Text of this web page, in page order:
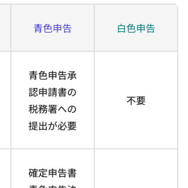
青色申告 白色申告
青色申告承
認申請書の
税務署への
提出が必要
不要
確定申告書